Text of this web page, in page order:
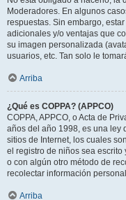
Moderadores. En algunos
respuestas. Sin embargo,
adicionales y/o ventajas que
su imagen personalizada
usuarios, etc. Tan solo le
Arriba
¿Qué es COPPA? (APPCO)
COPPA, APPCO, o Acta de
años del año 1998, es una ley
sitios de Internet, los cuales
el registro de niños sea
o con algún otro método de
recolectar información
Arriba